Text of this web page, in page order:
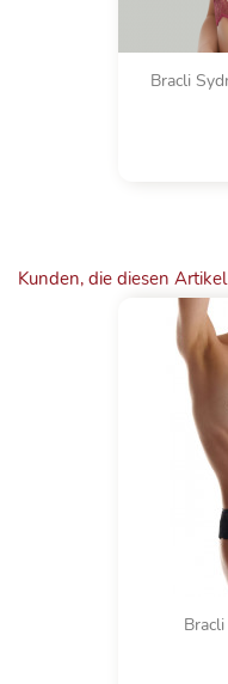
Bracli
Kunden, die diesen